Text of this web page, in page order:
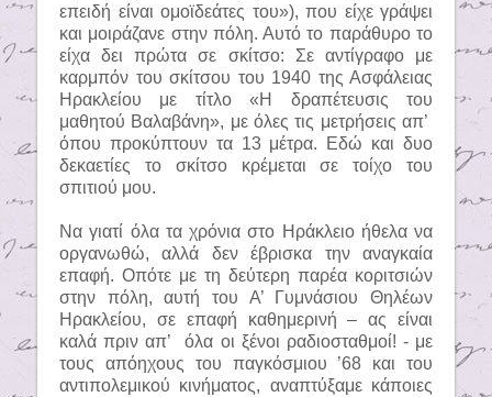
επειδή είναι ομοϊδεάτες του»), που είχε γράψει
και μοιράζανε στην πόλη. Αυτό το παράθυρο το
είχα δει πρώτα σε σκίτσο: Σε αντίγραφο με
καρμπόν του σκίτσου του 1940 της Ασφάλειας
Ηρακλείου με τίτλο «Η δραπέτευσις του
μαθητού Βαλαβάνη», με όλες τις μετρήσεις απ’
όπου προκύπτουν τα 13 μέτρα. Εδώ και δυο
δεκαετίες το σκίτσο κρέμεται σε τοίχο του
σπιτιού μου.
Να γιατί όλα τα χρόνια στο Ηράκλειο ήθελα να
οργανωθώ, αλλά δεν έβρισκα την αναγκαία
επαφή. Οπότε με τη δεύτερη παρέα κοριτσιών
στην πόλη, αυτή του Α’ Γυμνάσιου Θηλέων
Ηρακλείου, σε επαφή καθημερινή – ας είναι
καλά πριν απ’
όλα οι ξένοι ραδιοσταθμοί! - με
τους απόηχους του παγκόσμιου ’68 και του
αντιπολεμικού κινήματος, αναπτύξαμε κάποιες